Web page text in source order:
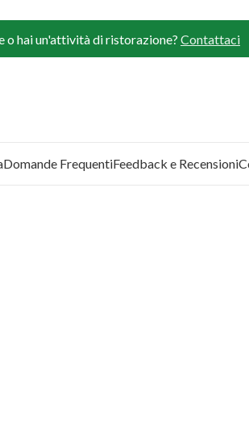
o hai un'attività di ristorazione? Contattaci
Domande FrequentiFeedback e Recensioni